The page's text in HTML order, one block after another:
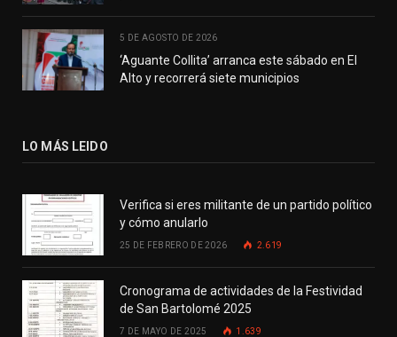
5 DE AGOSTO DE 2026
‘Aguante Collita’ arranca este sábado en El
Alto y recorrerá siete municipios
LO MÁS LEIDO
Verifica si eres militante de un partido político
y cómo anularlo
25 DE FEBRERO DE 2026 2.619
Cronograma de actividades de la Festividad
de San Bartolomé 2025
7 DE MAYO DE 2025 1.639